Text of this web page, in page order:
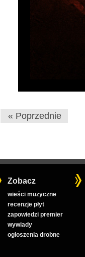
« Poprzednie
Zobacz
wieści muzyczne
recenzje płyt
zapowiedzi premier
wywiady
ogłoszenia drobne